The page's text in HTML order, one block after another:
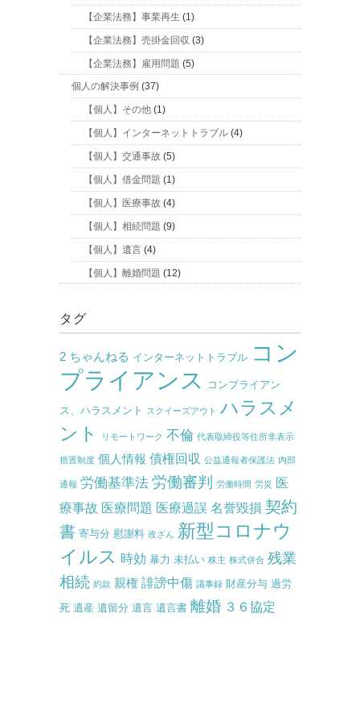
【企業法務】事業再生 (1)
【企業法務】売掛金回収 (3)
【企業法務】雇用問題 (5)
個人の解決事例 (37)
【個人】その他 (1)
【個人】インターネットトラブル (4)
【個人】交通事故 (5)
【個人】借金問題 (1)
【個人】医療事故 (4)
【個人】相続問題 (9)
【個人】遺言 (4)
【個人】離婚問題 (12)
タグ
2 ちゃんねる インターネットトラブル コン
プライアンス
コンプライアン
ス、ハラスメント スクイーズアウト ハラスメ
ント
リモートワーク 不倫 代表取締役等住所非表示
措置制度 個人情報 債権回収 公益通報者保護法 内部
通報 労働基準法 労働審判 労働時間 労災
医
療事故 医療問題 医療過誤 名誉毀損 契約
書 寄与分 慰謝料 改ざん 新型コロナウ
イルス 時効 暴力 未払い 株主 株式併合 残業
相続 約款 親権 誹謗中傷 議事録 財産分与 過労
死 遺産 遺留分 遺言 遺言書 離婚 ３６協定